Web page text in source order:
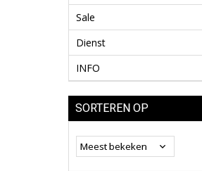
Sale
Dienst
INFO
SORTEREN OP